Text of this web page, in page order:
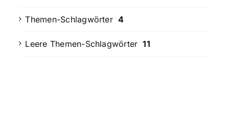
Themen-Schlagwörter 4
Leere Themen-Schlagwörter 11